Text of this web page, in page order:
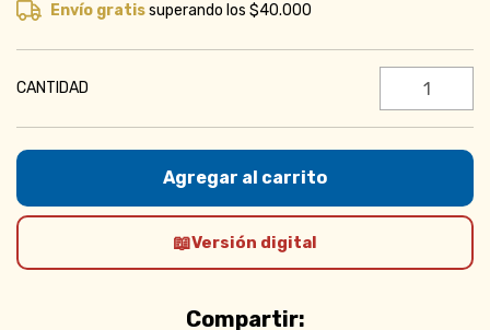
Envío gratissuperando los$40.000
CANTIDAD
Versión digital
Compartir: